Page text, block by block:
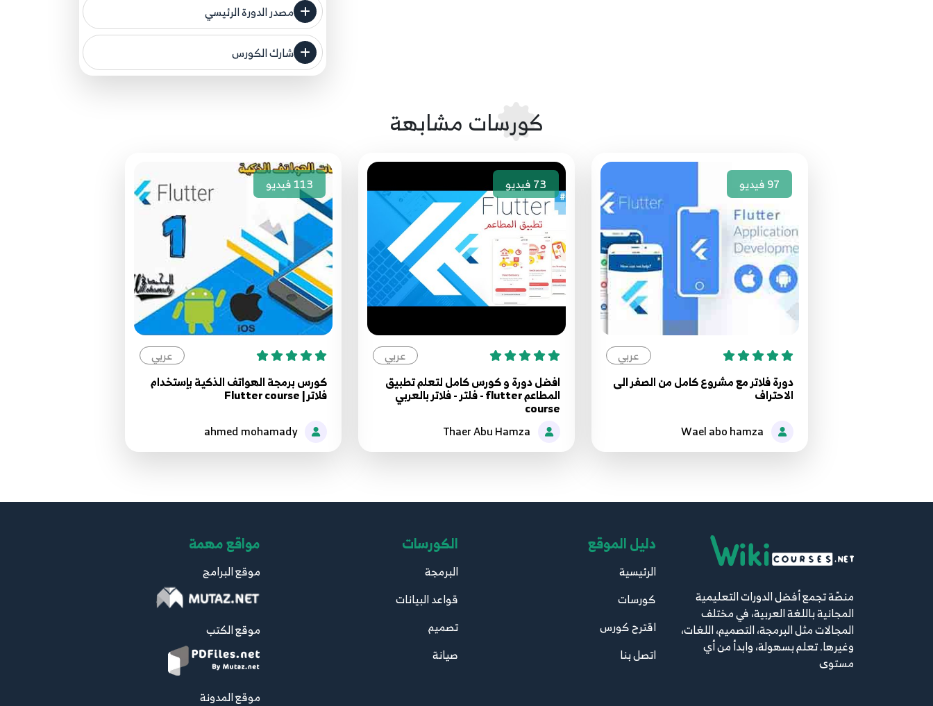
67
68
68.65 - Collection
70
71
71.68 - regular expressions
72
72.69 - Private
73
73.70 - mixin
مصدر الدورة الرئيسي
فنحن لا ندعي ملكية أي دورة ولهذا نضع المصدر
مصدر الدورة الرئيسي
شارك الكورس
كورسات مشابهة
97فيديو
عربي
دورة فلاتر مع مشروع كامل من الصفر الى
الاحتراف
73فيديو
عربي
افضل دورة و كورس كامل لتعلم تطبيق
المطاعم flutter - فلتر - فلاتر بالعربي
course
113فيديو
عربي
كورس برمجة الهواتف الذكية بإستخدام
فلاتر | Flutter course
ahmed mohamady
منصّة تجمع أفضل الدورات التعليمية
المجانية باللغة العربية، في مختلف
المجالات مثل البرمجة، التصميم، اللغات،
وغيرها. تعلم بسهولة، وابدأ من أي
مستوى
دليل الموقع
الرئيسية
كورسات
اقترح كورس
اتصل بنا
الكورسات
البرمجة
قواعد البيانات
تصميم
صيانة
مواقع مهمة
موقع البرامج
موقع الكتب
موقع المدونة